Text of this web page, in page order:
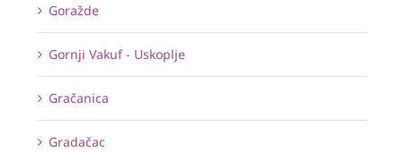
Goražde
Gornji Vakuf - Uskoplje
Gračanica
Gradačac